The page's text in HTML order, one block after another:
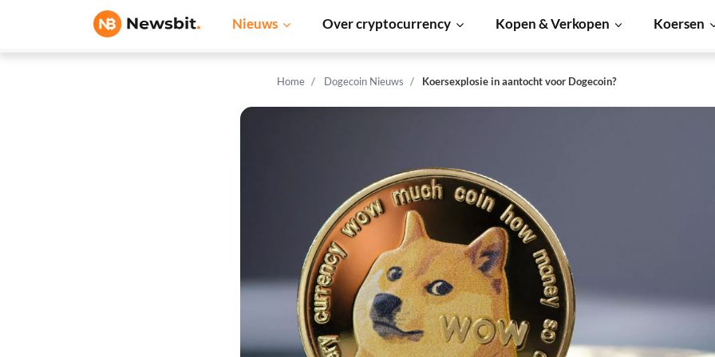
Nieuws Over cryptocurrency Kopen & Verkopen Koersen
Home Dogecoin Nieuws Koersexplosie in aantocht voor Dogecoin?